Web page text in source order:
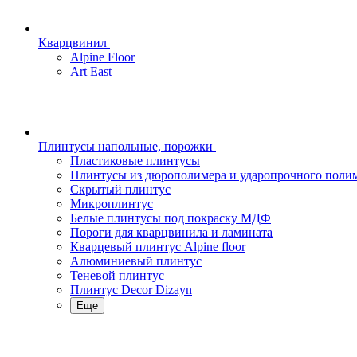
Кварцвинил
Alpine Floor
Art East
Плинтусы напольные, порожки
Пластиковые плинтусы
Плинтусы из дюрополимера и ударопрочного
Скрытый плинтус
Микроплинтус
Белые плинтусы под покраску МДФ
Пороги для кварцвинила и ламината
Кварцевый плинтус Alpine floor
Алюминиевый плинтус
Теневой плинтус
Плинтус Decor Dizayn
Еще